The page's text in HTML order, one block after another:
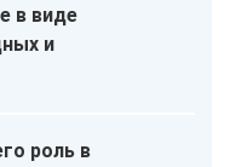
в виде
и
роль в